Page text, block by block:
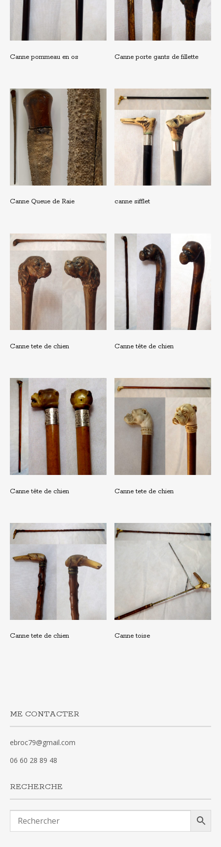
Canne pommeau en os Canne porte gants de fillette
Canne Queue de Raie canne sifflet
Canne tete de chien Canne tête de chien
Canne tête de chien Canne tete de chien
Canne tete de chien Canne toise
ME CONTACTER
ebroc79@gmail.com
06 60 28 89 48
RECHERCHE